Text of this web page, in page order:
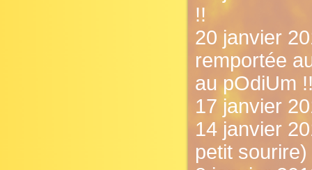
!!
20 janvier
remportée
au pOdiUm
17 janvier
14 janvier
petit sourire)